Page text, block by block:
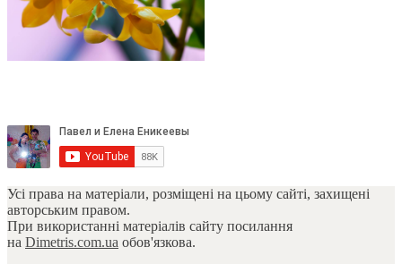
Усі права на матеріали, розміщені на цьому сайті, захищені
авторським правом.
При використанні матеріалів сайту посилання
на Dimetris.com.ua обов'язкова.